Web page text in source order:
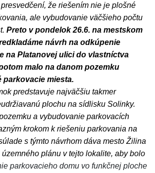
že riešením nie je plošné
ale vybudovanie väčšieho počtu
Preto v pondelok 26.6. na mestskom
návrh na odkúpenie
na Platanovej ulici do vlastníctva
malo na danom pozemku
miesta.
predstavuje najväčšiu takmer
plochu na sídlisku Solinky.
a vybudovanie parkovacích
krokom k riešeniu parkovania na
s týmto návrhom dáva mesto Žilina
plánu v tejto lokalite, aby bolo
parkovacieho domu vo funkčnej ploche